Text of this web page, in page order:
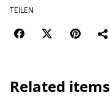
TEILEN
Related items